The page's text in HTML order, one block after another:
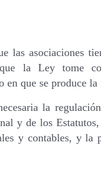
las asociaciones
la Ley tome
en que se produce
la
y de los
y contables, y